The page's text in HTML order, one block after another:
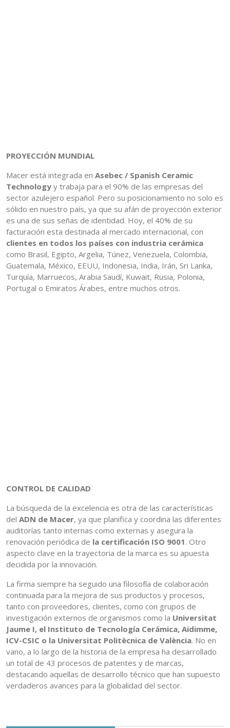
PROYECCIÓN MUNDIAL
Macer está integrada en Asebec / Spanish Ceramic
Technology y trabaja para el 90% de las empresas del
sector azulejero español. Pero su posicionamiento no solo es
sólido en nuestro país, ya que su afán de proyección exterior
es una de sus señas de identidad. Hoy, el 40% de su
facturación esta destinada al mercado internacional, con
clientes en todos los países con industria cerámica
como Brasil, Egipto, Argelia, Túnez, Venezuela, Colombia,
Guatemala, México, EEUU, Indonesia, India, Irán, Sri Lanka,
Turquía, Marruecos, Arabia Saudí, Kuwait, Rusia, Polonia,
Portugal o Emiratos Árabes, entre muchos otros.
CONTROL DE CALIDAD
La búsqueda de la excelencia es otra de las características
del ADN de Macer, ya que planifica y coordina las diferentes
auditorías tanto internas como externas y asegura la
renovación periódica de la certificación ISO 9001. Otro
aspecto clave en la trayectoria de la marca es su apuesta
decidida por la innovación.
La firma siempre ha seguido una filosofía de colaboración
continuada para la mejora de sus productos y procesos,
tanto con proveedores, clientes, como con grupos de
investigación externos de organismos como la Universitat
Jaume I, el Instituto de Tecnología Cerámica, Aidimme,
ICV-CSIC o la Universitat Politècnica de València. No en
vano, a lo largo de la historia de la empresa ha desarrollado
un total de 43 procesos de patentes y de marcas,
destacando aquellas de desarrollo técnico que han supuesto
verdaderos avances para la globalidad del sector.